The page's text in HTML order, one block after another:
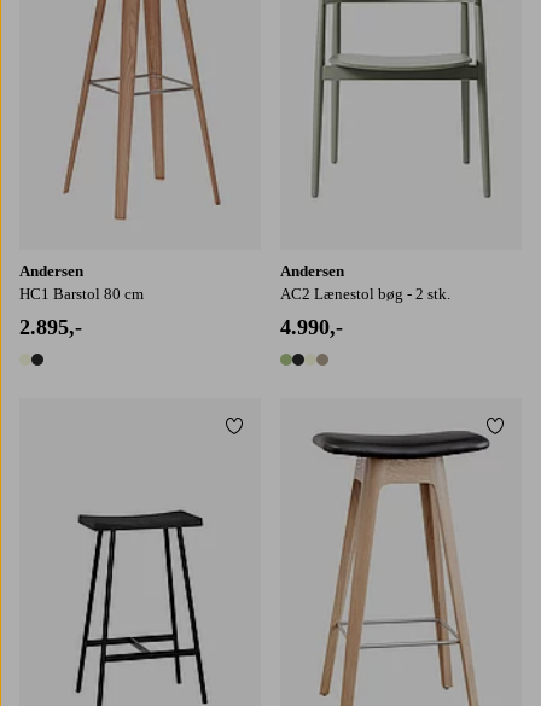
Andersen
HC1 Barstol 80 cm
2.895,-
2 farver
Andersen
AC2 Lænestol bøg - 2 stk.
4.990,-
4 farver
Tilføj til favoritter